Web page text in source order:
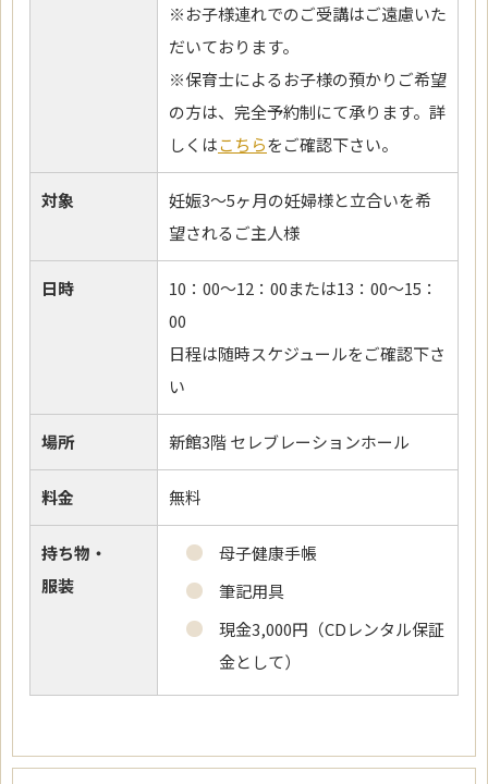
※お子様連れでのご受講はご遠慮いた
だいております。
※保育士によるお子様の預かりご希望
の方は、完全予約制にて承ります。詳
しくはこちらをご確認下さい。
対象
妊娠3～5ヶ月の妊婦様と立合いを希
望されるご主人様
日時
10：00～12：00または13：00～15：
00
日程は随時スケジュールをご確認下さ
い
場所 新館3階 セレブレーションホール
料金 無料
持ち物・
服装
母子健康手帳
筆記用具
現金3,000円（CDレンタル保証
金として）